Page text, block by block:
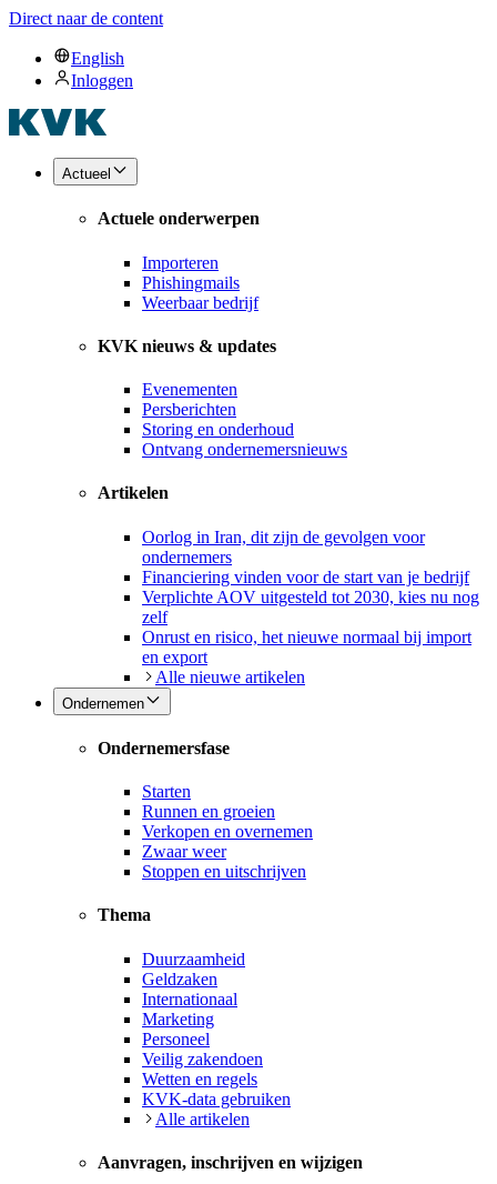
Direct naar de content
English
Inloggen
Actueel
Actuele onderwerpen
Importeren
Phishingmails
Weerbaar bedrijf
KVK nieuws & updates
Evenementen
Persberichten
Storing en onderhoud
Ontvang ondernemersnieuws
Artikelen
Oorlog in Iran, dit zijn de gevolgen voor
ondernemers
Financiering vinden voor de start van je bedrijf
Verplichte AOV uitgesteld tot 2030, kies nu nog
zelf
Onrust en risico, het nieuwe normaal bij import
en export
Alle nieuwe artikelen
Ondernemen
Ondernemersfase
Starten
Runnen en groeien
Verkopen en overnemen
Zwaar weer
Stoppen en uitschrijven
Thema
Duurzaamheid
Geldzaken
Internationaal
Marketing
Personeel
Veilig zakendoen
Wetten en regels
KVK-data gebruiken
Alle artikelen
Aanvragen, inschrijven en wijzigen